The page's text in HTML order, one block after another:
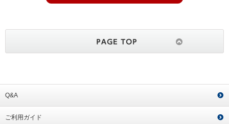
Q&A
ご利用ガイド